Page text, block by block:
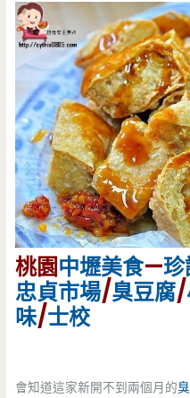
桃園中壢美食—
忠貞市場/臭豆腐/
味/士校
會知道這家新開不到兩個月的